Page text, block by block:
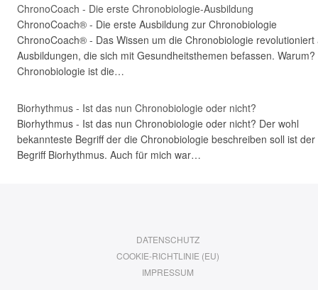
ChronoCoach - Die erste Chronobiologie-Ausbildung
ChronoCoach® - Die erste Ausbildung zur Chronobiologie
ChronoCoach® - Das Wissen um die Chronobiologie revolutioniert
Ausbildungen, die sich mit Gesundheitsthemen befassen. Warum?
Chronobiologie ist die…
Biorhythmus - Ist das nun Chronobiologie oder nicht?
Biorhythmus - Ist das nun Chronobiologie oder nicht? Der wohl
bekannteste Begriff der die Chronobiologie beschreiben soll ist der
Begriff Biorhythmus. Auch für mich war…
DATENSCHUTZ
COOKIE-RICHTLINIE (EU)
IMPRESSUM